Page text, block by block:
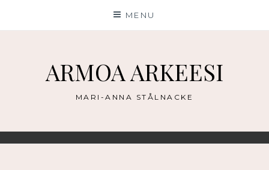
MENU
ARMOA ARKEESI
MARI-ANNA STÅLNACKE